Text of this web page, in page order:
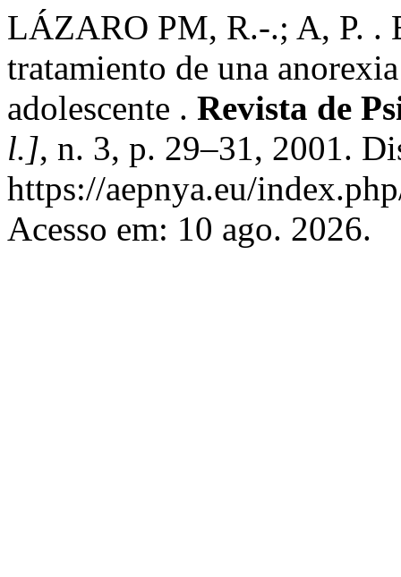
LÁZARO PM, R.-.; A, P. .
tratamiento de una
adolescente . Revista de
l.], n. 3, p. 29–31, 2001.
https://aepnya.eu/
Acesso em: 10 ago. 2026.